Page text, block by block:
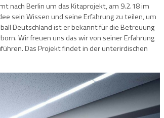
nach Berlin um das Kitaprojekt, am 9.2.18 im
sein Wissen und seine Erfahrung zu teilen, um
Deutschland ist er bekannt für die Betreuung
Wir freuen uns das wir von seiner Erfahrung
Das Projekt findet in der unterirdischen